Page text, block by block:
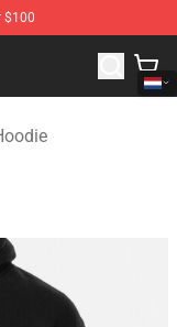
$100
Merchandise